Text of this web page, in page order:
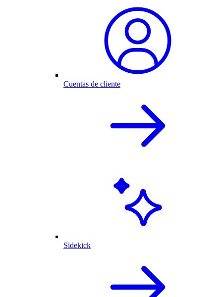
Cuentas de cliente
Sidekick